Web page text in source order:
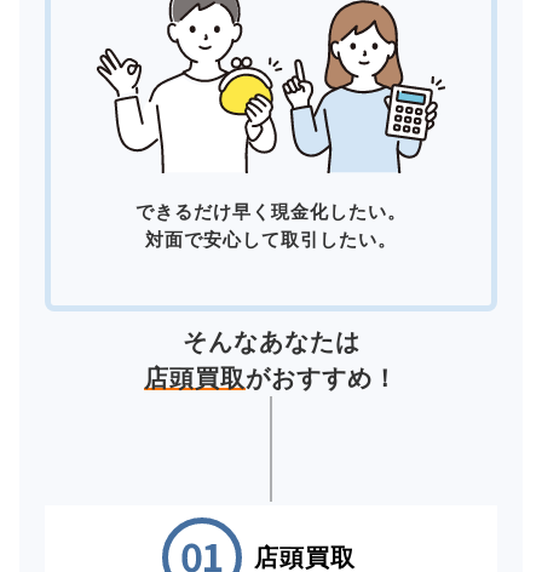
できるだけ早く現金化したい。
対面で安心して取引したい。
そんなあなたは
店頭買取がおすすめ！
店頭買取